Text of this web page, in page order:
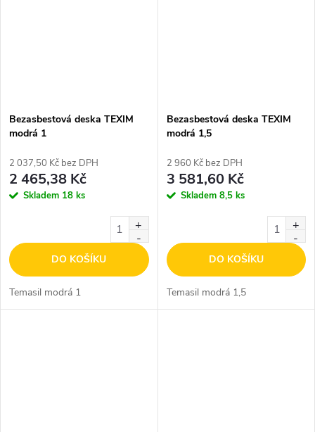
Bezasbestová deska TEXIM
modrá 1
2 037,50 Kč bez DPH
2 465,38 Kč
Skladem 18 ks
DO KOŠÍKU
Temasil modrá 1
Bezasbestová deska TEXIM
modrá 1,5
2 960 Kč bez DPH
3 581,60 Kč
Skladem 8,5 ks
DO KOŠÍKU
Temasil modrá 1,5